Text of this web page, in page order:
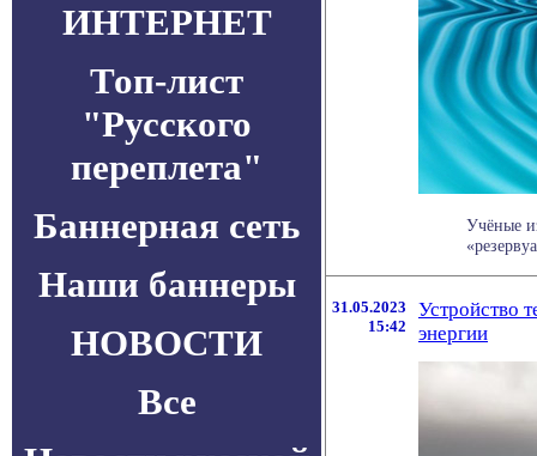
ИНТЕРНЕТ
Топ-лист
"Русского
переплета"
Баннерная сеть
Наши баннеры
НОВОСТИ
Все
Учёные
31.05.2023
15:42
Устройство
энергии